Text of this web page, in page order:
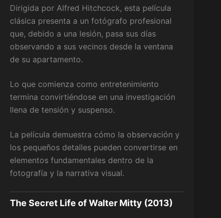
Dirigida por Alfred Hitchcock, esta película
clásica presenta a un fotógrafo profesional
que, debido a una lesión, pasa sus días
observando a sus vecinos desde la ventana
de su apartamento.
Lo que comienza como entretenimiento
termina convirtiéndose en una investigación
llena de tensión y suspenso.
La película demuestra cómo la observación y
los pequeños detalles pueden convertirse en
elementos fundamentales dentro de la
fotografía y la narrativa visual.
The Secret Life of Walter Mitty (2013)